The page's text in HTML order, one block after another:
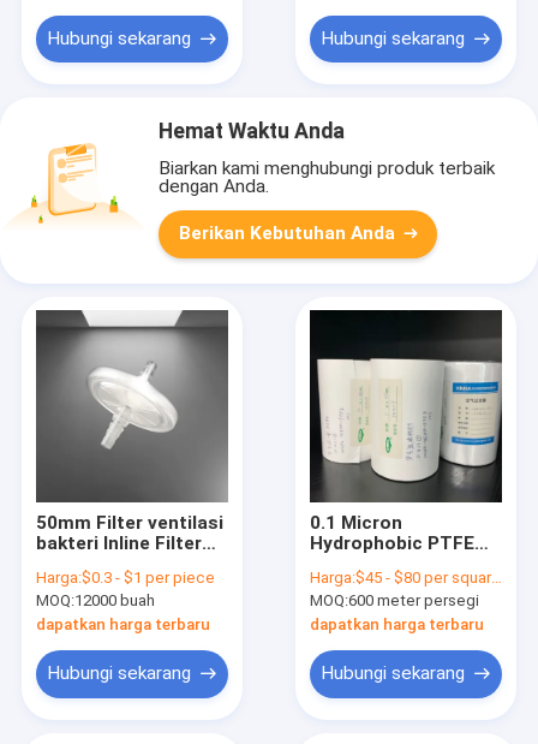
Hubungi sekarang Hubungi sekarang
Hemat Waktu Anda
Biarkan kami menghubungi produk terbaik
dengan Anda.
Berikan Kebutuhan Anda
50mm Filter ventilasi
bakteri Inline Filter
selang Barb Inlet
Harga:$0.3 - $1 per piece
MOQ:12000 buah
dapatkan harga terbaru
Hubungi sekarang
0.1 Micron
Hydrophobic PTFE
untuk Ventilasi Steril
Harga:$45 - $80 per square meter
MOQ:600 meter persegi
dapatkan harga terbaru
Hubungi sekarang